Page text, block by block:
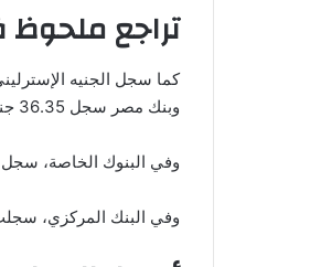
تراجع
وبنك مصر سجل 36.35 جنيه للشراء، و36.58 جنيه للبيع.
وفي البنوك الخاصة، سجل الإسترليني في
وفي البنك المركزي، سجلت متوسطات